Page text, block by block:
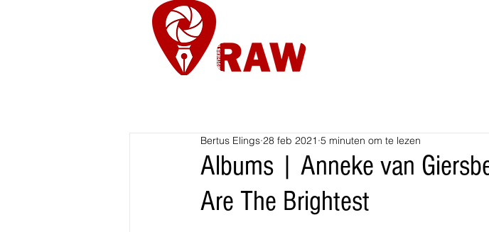
Albums | Anneke van
Are The Brightest
Bertus Elings 28 feb 2021 5 minuten om te lezen